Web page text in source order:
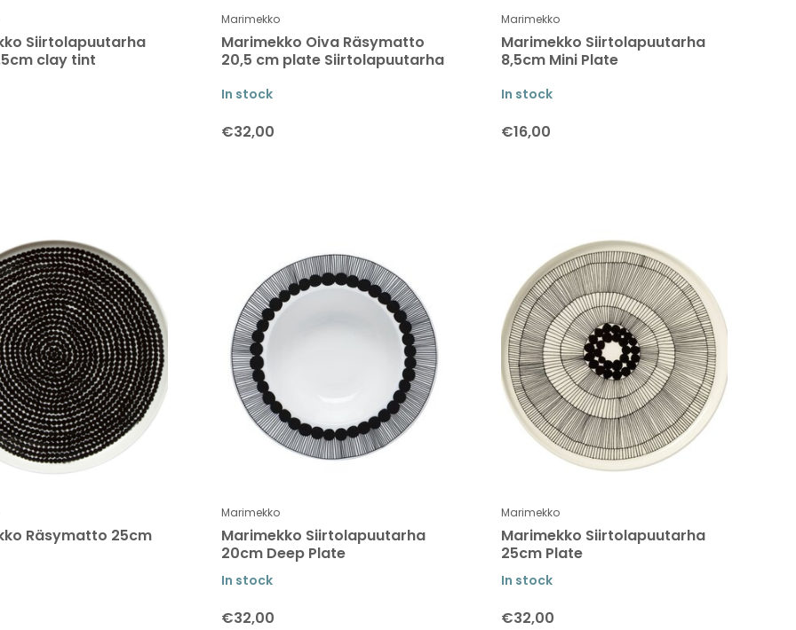
Siirtolapuutarha
clay tint
Marimekko
Marimekko Oiva Räsymatto
20,5 cm plate Siirtolapuutarha
In stock
€32,00
Marimekko
Marimekko Siirtolapuutarha
8,5cm Mini Plate
In stock
€16,00
Räsymatto 25cm
Marimekko
Marimekko Siirtolapuutarha
20cm Deep Plate
In stock
€32,00
Marimekko
Marimekko Siirtolapuutarha
25cm Plate
In stock
€32,00